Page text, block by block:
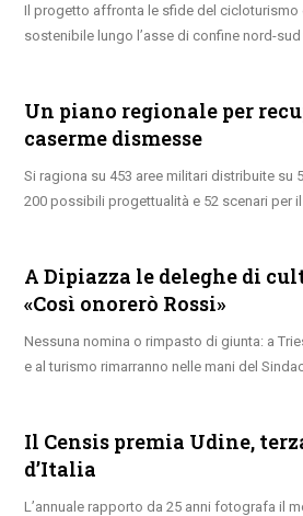
Il progetto affronta le sfide del cicloturismo
sostenibile lungo l’asse di confine nord-sud
Un piano regionale per
caserme dismesse
Si ragiona su 453 aree militari distribuite su
200 possibili progettualità e 52 scenari per
A Dipiazza le deleghe di
«Così onorerò Rossi»
Nessuna nomina o rimpasto di giunta: a
e al turismo rimarranno nelle mani del
Il Censis premia Udine,
d’Italia
L’annuale rapporto da 25 anni fotografa il